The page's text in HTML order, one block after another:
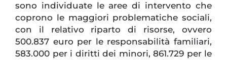
sono individuate le aree di intervento che
coprono le maggiori problematiche sociali,
con il relativo riparto di risorse, ovvero
500.837 euro per le responsabilità familiari,
583.000 per i diritti dei minori, 861.729 per le